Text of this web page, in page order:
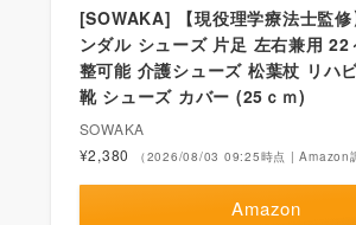
[SOWAKA] 【現役理学療法士監
ンダル シューズ 片足 左右兼用
整可能 介護シューズ 松葉杖 リハ
靴 シューズ カバー (25ｃｍ)
SOWAKA
¥2,380
（2026/08/03 09:25時点 | Amazon
Amazon